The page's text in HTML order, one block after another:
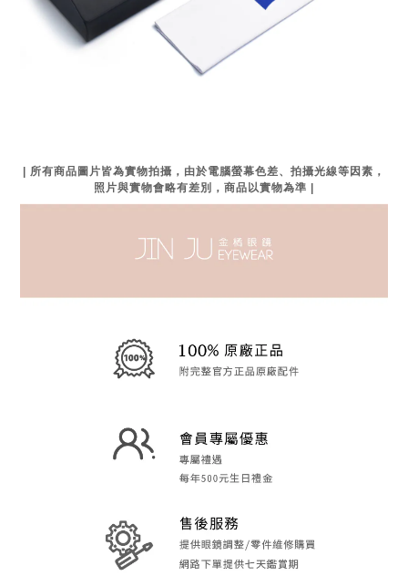
| 所有商品圖片皆為實物拍攝，由於電腦螢幕色差、拍攝光線等因素，
照片與實物會略有差別，商品以實物為準 |